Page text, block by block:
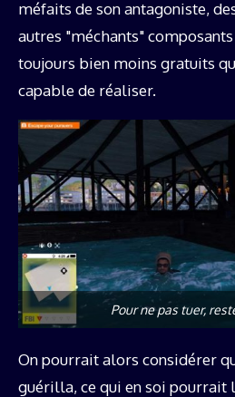
méfaits de son antagoniste,
autres "méchants"
toujours bien moins gratuits
capable de réaliser.
Pour ne pas tuer,
On pourrait alors considérer
guérilla, ce qui en soi pourrait